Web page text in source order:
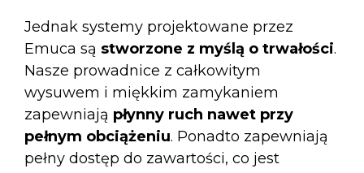
Jednak systemy projektowane przez
Emuca są stworzone z myślą o trwałości.
Nasze prowadnice z całkowitym
wysuwem i miękkim zamykaniem
zapewniają płynny ruch nawet przy
pełnym obciążeniu. Ponadto zapewniają
pełny dostęp do zawartości, co jest